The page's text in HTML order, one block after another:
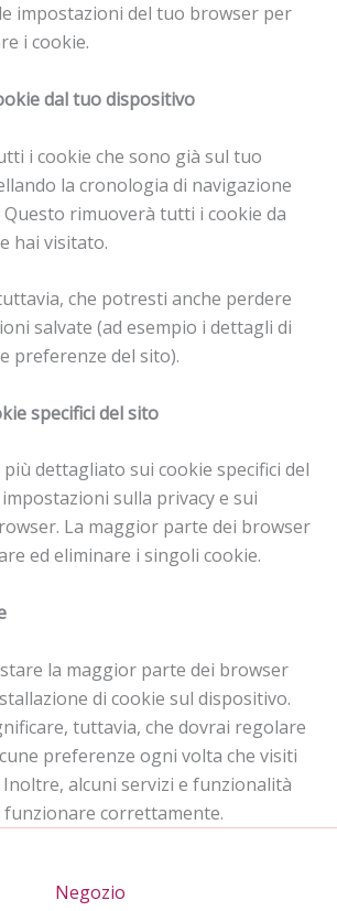
impostazioni del tuo browser per
i cookie.
dal tuo dispositivo
i cookie che sono già sul tuo
la cronologia di navigazione
rimuoverà tutti i cookie da
hai visitato.
che potresti anche perdere
salvate (ad esempio i dettagli di
preferenze del sito).
specifici del sito
dettagliato sui cookie specifici del
sulla privacy e sui
La maggior parte dei browser
ed eliminare i singoli cookie.
la maggior parte dei browser
di cookie sul dispositivo.
tuttavia, che dovrai regolare
preferenze ogni volta che visiti
alcuni servizi e funzionalità
correttamente.
Negozio